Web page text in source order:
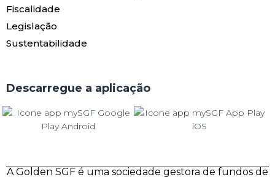
Fiscalidade
Legislação
Sustentabilidade
Descarregue a aplicação
A Golden SGF é uma sociedade gestora de fundos de